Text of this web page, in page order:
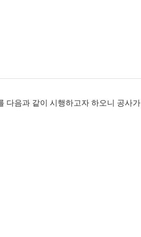
다음과 같이 시행하고자 하오니 공사가